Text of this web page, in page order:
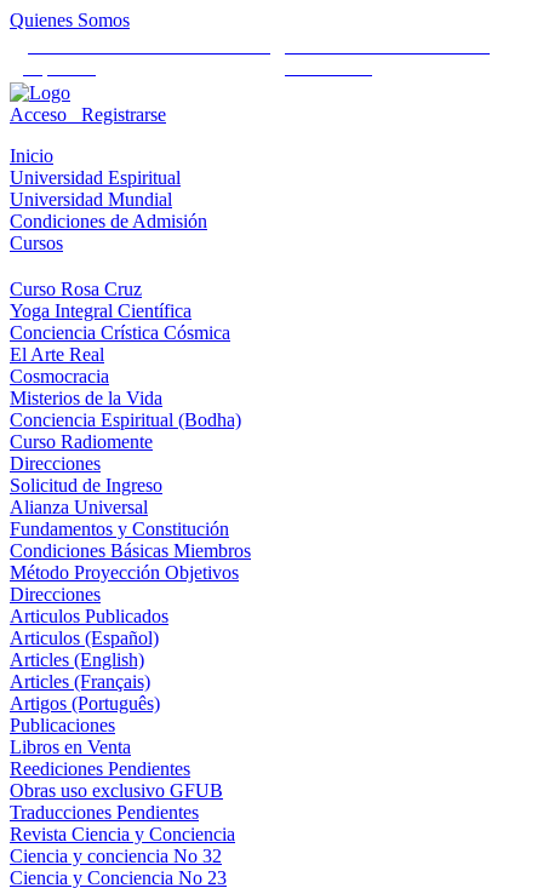
Quienes Somos
Acceso
Registrarse
Inicio
Universidad Espiritual
Universidad Mundial
Condiciones de Admisión
Cursos
Curso Rosa Cruz
Yoga Integral Científica
Conciencia Crística Cósmica
El Arte Real
Cosmocracia
Misterios de la Vida
Conciencia Espiritual (Bodha)
Curso Radiomente
Direcciones
Solicitud de Ingreso
Alianza Universal
Fundamentos y Constitución
Condiciones Básicas Miembros
Método Proyección Objetivos
Direcciones
Articulos Publicados
Articulos (Español)
Articles (English)
Articles (Français)
Artigos (Português)
Publicaciones
Libros en Venta
Reediciones Pendientes
Obras uso exclusivo GFUB
Traducciones Pendientes
Revista Ciencia y Conciencia
Ciencia y conciencia No 32
Ciencia y Conciencia No 23